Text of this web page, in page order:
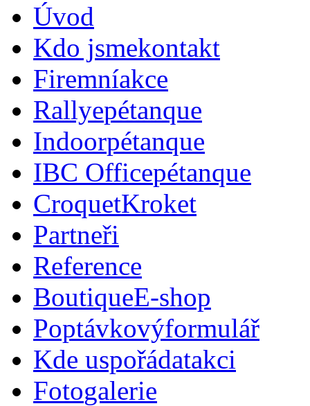
Úvod
Kdo jsmekontakt
Firemníakce
Rallyepétanque
Indoorpétanque
IBC Officepétanque
CroquetKroket
Partneři
Reference
BoutiqueE-shop
Poptávkovýformulář
Kde uspořádatakci
Fotogalerie